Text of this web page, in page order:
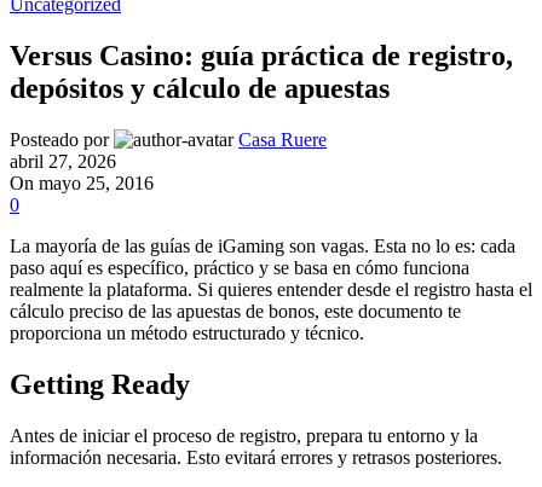
Uncategorized
Versus Casino: guía práctica de registro,
depósitos y cálculo de apuestas
Posteado por
Casa Ruere
abril 27, 2026
On mayo 25, 2016
0
La mayoría de las guías de iGaming son vagas. Esta no lo es: cada
paso aquí es específico, práctico y se basa en cómo funciona
realmente la plataforma. Si quieres entender desde el registro hasta el
cálculo preciso de las apuestas de bonos, este documento te
proporciona un método estructurado y técnico.
Getting Ready
Antes de iniciar el proceso de registro, prepara tu entorno y la
información necesaria. Esto evitará errores y retrasos posteriores.